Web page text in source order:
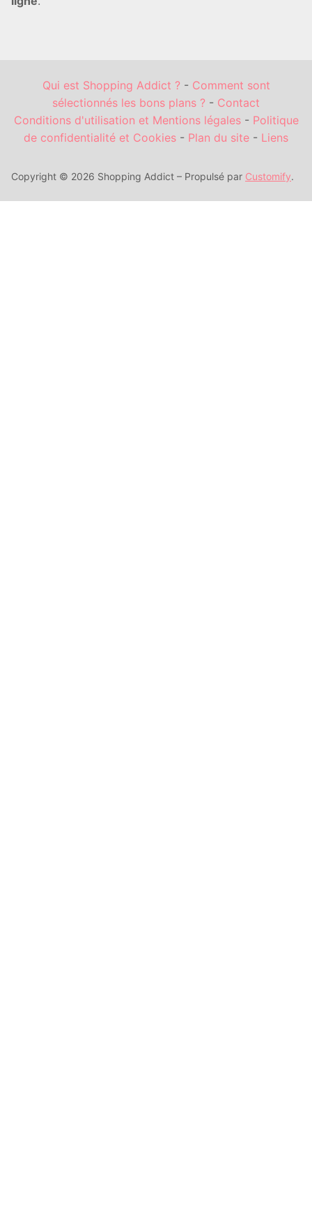
Qui est Shopping Addict ?- Comment sont
sélectionnés les bons plans ? - Contact
Conditions d'utilisation et Mentions légales- Politique
de confidentialité et Cookies - Plan du site - Liens
Copyright © 2026 Shopping Addict – Propulsé par Customify.